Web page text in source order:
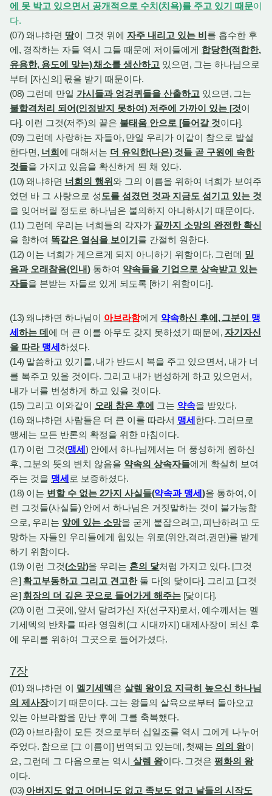
에 못 박고 있으면서 공개적으로 수치(치욕)를 주고 있기 때문이
다.
(07) 왜냐하면 땅이 그것 위에 자주 내리고 있는 비를 흡수한 후
에, 경작하는 자들 역시 그들 때문에 저이들에게 합당한(적합한,
유용한, 용도에 맞는)채소를 생산하고 있으면, 그는 하나님으로
부터 [자신의] 몫을 받기 때문이다.
(08) 그런데 만일 가시들과 엉겅퀴들을 산출하고 있으면, 그는
불합격처리 되어(인정받지 못하여) 저주에 가까이 있는[것이
다]. 이런 그것(저주)의 끝은 불태움 안으로 [들어갈 것이다].
(09) 그런데 사랑하는 자들아, 만일 우리가 이같이 참으로 발설
한다면, 너희에 대해서는 더 유익한(나은) 것들 곧 구원에 속한
것들을 가지고 있음을 확신하게 된 채 있다.
(10) 왜냐하면 너희의 행위와 그의 이름을 위하여 너희가 보여주
었던 바 그 사랑으로 성 도를 섬겼던 것과 지금도 섬기고 있는 것
을 잊어버릴 정도로 하나님은 불의하지 아니하시기 때문이다.
(11) 그런데 우리는 너희들의 각자가 끝까지 소망의 완전한 확신
을 향하여 똑같은 열심을 보이기를 간절히 원한다.
(12) 이는 너희가 게으르게 되지 아니하기 위함이다. 그런데 믿
음과 오래참음(인내)통하여 약속들을 기업으로 상속받고 있는
자들을 본받는 자들로 있게 되도록 [하기 위함이다].
(13) 왜냐하면 하나님이 아브라함에게 약속하신 후에,그분이 맹
세하는 데에 더 큰 이를 아무도 갖지 못하셨기 때문에, 자기자신
을 따라 맹세하셨다.
(14) 말씀하고 있기를, 내가 반드시 복을 주고 있으면서, 내가 너
를 복주고 있을 것이다. 그리고 내가 번성하게 하고 있으면서,
내가 너를 번성하게 하고 있을 것이다.
(15) 그리고 이와같이 오래 참은 후에 그는 약속을 받았다.
(16) 왜냐하면 사람들은 더 큰 이를 따라서 맹세한다. 그러므로
맹세는 모든 반론의 확정을 위한 마침이다.
(17) 이런 그것(맹세) 안에서 하나님께서는 더 풍성하게 원하신
후, 그분의 뜻의 변치 않음을 약속의 상속자들에게 확실히 보여
주는 것을 맹세 로 보증하셨다.
(18) 이는 변할 수 없는 2가지 사실들(약속과 맹세)을 통하여, 이
런 그것들(사실들) 안에서 하나님은 거짓말하는 것이 불가능함
으로, 우리는 앞에 있는 소망을 굳게 붙잡으려고, 피난하려고 도
망하는 자들인 우리들에게 힘있는 위로(위안,격려,권면)를 받게
하기 위함이다.
(19) 이런 그것(소망)을 우리는 혼의 닻처럼 가지고 있다. [그것
은] 확고부동하고 그리고 견고한둘 다[의 닻이다]. 그리고 [그것
은] 휘장의 더 깊은 곳으로 들어가게 해주는 [닻이다].
(20) 이런 그곳에, 앞서 달려가신 자(선구자)로서, 예수께서는 멜
기세덱의 반차를 따라 영원히(그 시대까지)대제사장이 되신 후
에 우리를 위하여 그곳으로 들어가셨다.
7장
(01) 왜냐하면 이 멜기세덱은 살렘 왕이요 지극히 높으신 하나님
의 제사장이기 때문이다. 그는 왕들의 살육으로부터 돌아오고
있는 아브라함을 만난 후에 그를 축복했다.
(02) 아브라함이 모든 것으로부터 십일조를 역시 그에게 나누어
주었다. 참으로 [그 이름이] 번역되고 있는데, 첫째는 의의 왕이
요, 그런데 그 다음으로는 역시 살렘 왕이다. 그것은평화의 왕
이다.
(03) 아버지도 없고 어머니도 없고 족보도 없고 날들의 시작도